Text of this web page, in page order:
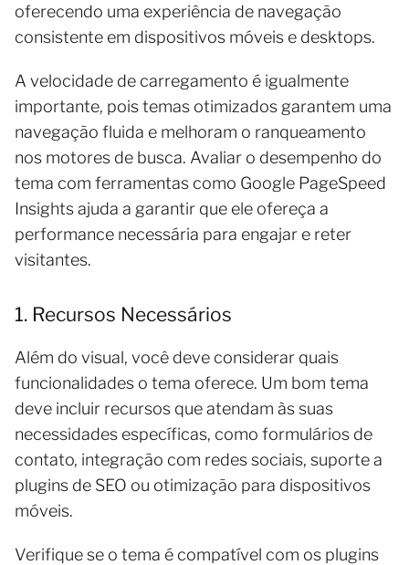
oferecendo uma experiência de navegação
consistente em dispositivos móveis e desktops.
A velocidade de carregamento é igualmente
importante, pois temas otimizados garantem uma
navegação fluida e melhoram o ranqueamento
nos motores de busca. Avaliar o desempenho do
tema com ferramentas como Google PageSpeed
Insights ajuda a garantir que ele ofereça a
performance necessária para engajar e reter
visitantes.
1. Recursos Necessários
Além do visual, você deve considerar quais
funcionalidades o tema oferece. Um bom tema
deve incluir recursos que atendam às suas
necessidades específicas, como formulários de
contato, integração com redes sociais, suporte a
plugins de SEO ou otimização para dispositivos
móveis.
Verifique se o tema é compatível com os plugins